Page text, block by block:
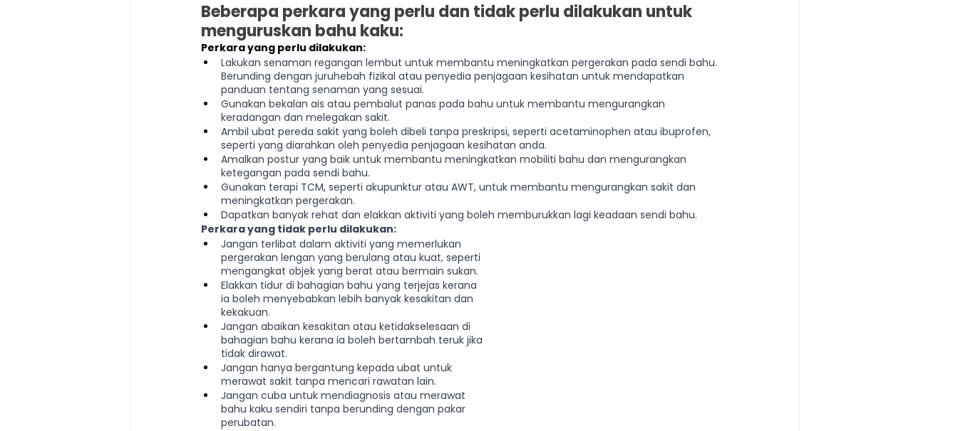
Beberapa perkara yang perlu dan tidak perlu dilakukan untuk
menguruskan bahu kaku:
Perkara yang perlu dilakukan:
Lakukan senaman regangan lembut untuk membantu meningkatkan pergerakan pada sendi bahu.
Berunding dengan juruhebah fizikal atau penyedia penjagaan kesihatan untuk mendapatkan
panduan tentang senaman yang sesuai.
Gunakan bekalan ais atau pembalut panas pada bahu untuk membantu mengurangkan
keradangan dan melegakan sakit.
Ambil ubat pereda sakit yang boleh dibeli tanpa preskripsi, seperti acetaminophen atau ibuprofen,
seperti yang diarahkan oleh penyedia penjagaan kesihatan anda.
Amalkan postur yang baik untuk membantu meningkatkan mobiliti bahu dan mengurangkan
ketegangan pada sendi bahu.
Gunakan terapi TCM, seperti akupunktur atau AWT, untuk membantu mengurangkan sakit dan
meningkatkan pergerakan.
Dapatkan banyak rehat dan elakkan aktiviti yang boleh memburukkan lagi keadaan sendi bahu.
Perkara yang tidak perlu dilakukan:
Jangan terlibat dalam aktiviti yang memerlukan
pergerakan lengan yang berulang atau kuat, seperti
mengangkat objek yang berat atau bermain sukan.
Elakkan tidur di bahagian bahu yang terjejas kerana
ia boleh menyebabkan lebih banyak kesakitan dan
kekakuan.
Jangan abaikan kesakitan atau ketidakselesaan di
bahagian bahu kerana ia boleh bertambah teruk jika
tidak dirawat.
Jangan hanya bergantung kepada ubat untuk
merawat sakit tanpa mencari rawatan lain.
Jangan cuba untuk mendiagnosis atau merawat
bahu kaku sendiri tanpa berunding dengan pakar
perubatan.